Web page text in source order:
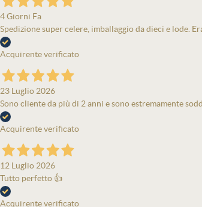
4 Giorni Fa
Spedizione super celere, imballaggio da dieci e lode.
Acquirente verificato
23 Luglio 2026
Sono cliente da più di 2 anni e sono estremamente
Acquirente verificato
12 Luglio 2026
Tutto perfetto 👍
Acquirente verificato